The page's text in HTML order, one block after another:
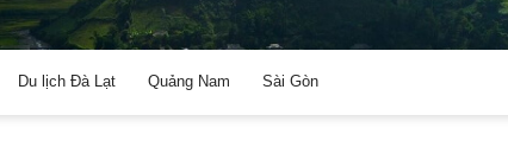
Du lịch Đà Lạt Quảng Nam Sài Gòn